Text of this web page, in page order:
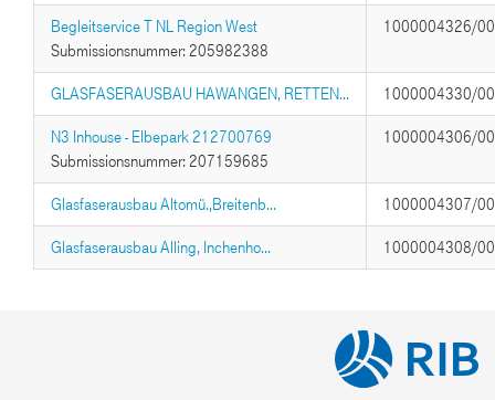
Begleitservice T NL Region West
Submissionsnummer: 205982388
1000004326/
GLASFASERAUSBAU HAWANGEN, RETTEN... 1000004330/
N3 Inhouse - Elbepark 212700769
Submissionsnummer: 207159685
1000004306/
Glasfaserausbau Altomü.,Breitenb... 1000004307/
Glasfaserausbau Alling, Inchenho... 1000004308/